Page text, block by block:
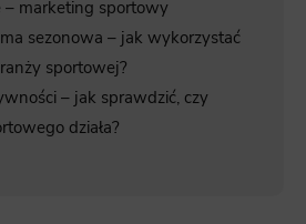
– marketing sportowy
sezonowa – jak wykorzystać
sportowej?
– jak sprawdzić, czy
działa?